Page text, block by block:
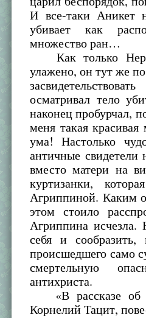
И все-таки Аникет
убивает как
множество ран…
Как только
улажено, он тут же
осматривал тело
наконец пробурчал,
меня такая
ума! Настолько
античные
вместо матери на
куртизанки,
Агриппиной. Каким
этом стоило
Агриппина
себя и
происшедшего само
смертельную
антихриста.
«В рассказе об
Корнелий Тацит,